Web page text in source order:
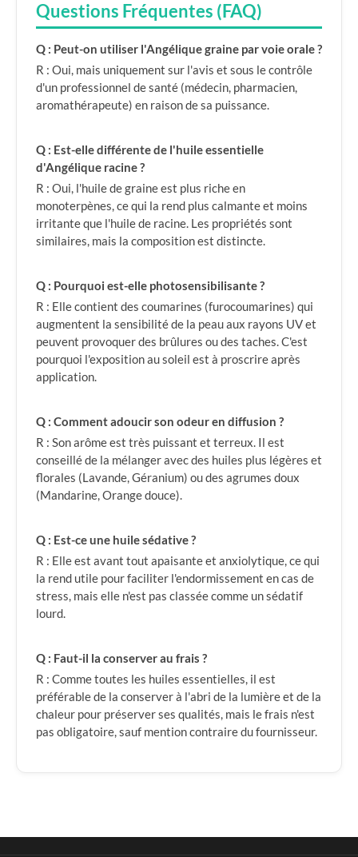
Questions Fréquentes (FAQ)
Q : Peut-on utiliser l'Angélique graine par voie orale ?
R : Oui, mais uniquement sur l'avis et sous le contrôle
d'un professionnel de santé (médecin, pharmacien,
aromathérapeute) en raison de sa puissance.
Q : Est-elle différente de l'huile essentielle
d'Angélique racine ?
R : Oui, l'huile de graine est plus riche en
monoterpènes, ce qui la rend plus calmante et moins
irritante que l'huile de racine. Les propriétés sont
similaires, mais la composition est distincte.
Q : Pourquoi est-elle photosensibilisante ?
R : Elle contient des coumarines (furocoumarines) qui
augmentent la sensibilité de la peau aux rayons UV et
peuvent provoquer des brûlures ou des taches. C'est
pourquoi l'exposition au soleil est à proscrire après
application.
Q : Comment adoucir son odeur en diffusion ?
R : Son arôme est très puissant et terreux. Il est
conseillé de la mélanger avec des huiles plus légères et
florales (Lavande, Géranium) ou des agrumes doux
(Mandarine, Orange douce).
Q : Est-ce une huile sédative ?
R : Elle est avant tout apaisante et anxiolytique, ce qui
la rend utile pour faciliter l'endormissement en cas de
stress, mais elle n'est pas classée comme un sédatif
lourd.
Q : Faut-il la conserver au frais ?
R : Comme toutes les huiles essentielles, il est
préférable de la conserver à l'abri de la lumière et de la
chaleur pour préserver ses qualités, mais le frais n'est
pas obligatoire, sauf mention contraire du fournisseur.